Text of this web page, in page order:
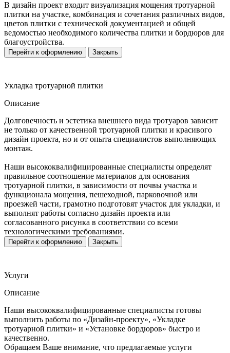
В дизайн проект входит визуализация мощения тротуарной
плитки на участке, комбинация и сочетания различных видов,
цветов плитки с технической документацией и общей
ведомостью необходимого количества плитки и бордюров для
благоустройства.
Перейти к оформлению Закрыть
Укладка тротуарной плитки
Описание
Долговечность и эстетика внешнего вида тротуаров зависит
не только от качественной тротуарной плитки и красивого
дизайн проекта, но и от опыта специалистов выполняющих
монтаж.
Наши высококвалифицированные специалисты определят
правильное соотношение материалов для основания
тротуарной плитки, в зависимости от почвы участка и
функционала мощения, пешеходной, парковочной или
проезжей части, грамотно подготовят участок для укладки, и
выполнят работы согласно дизайн проекта или
согласованного рисунка в соответствии со всеми
технологическими требованиями.
Перейти к оформлению Закрыть
Услуги
Описание
Наши высококвалифицированные специалисты готовы
выполнить работы по «Дизайн-проекту», «Укладке
тротуарной плитки» и «Установке бордюров» быстро и
качественно.
Обращаем Ваше внимание, что предлагаемые услуги